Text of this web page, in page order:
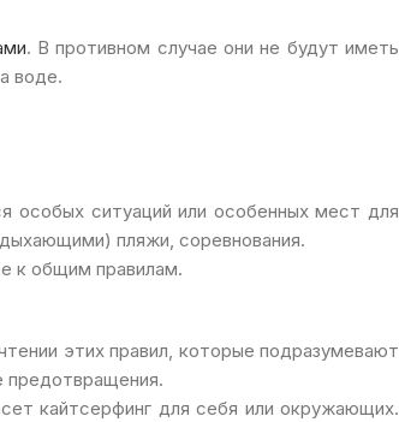
. В противном случае они не будут иметь
воде.
особых ситуаций или особенных мест для
пляжи, соревнования.
к общим правилам.
этих правил, которые подразумевают
предотвращения.
кайтсерфинг для себя или окружающих.